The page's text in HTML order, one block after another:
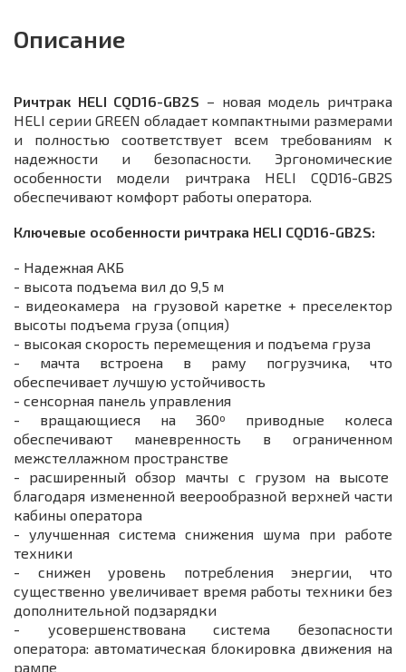
Описание
Ричтрак HELI CQD16-GB2S – новая модель ричтрака
HELI серии GREEN обладает компактными размерами
и полностью соответствует всем требованиям к
надежности и безопасности. Эргономические
особенности модели ричтрака HELI CQD16-GB2S
обеспечивают комфорт работы оператора.
Ключевые особенности ричтрака HELI CQD16-GB2S:
- Надежная АКБ
- высота подъема вил до 9,5 м
- видеокамера на грузовой каретке + преселектор
высоты подъема груза (опция)
- высокая скорость перемещения и подъема груза
- мачта встроена в раму погрузчика, что
обеспечивает лучшую устойчивость
- сенсорная панель управления
- вращающиеся на 360º приводные колеса
обеспечивают маневренность в ограниченном
межстеллажном пространстве
- расширенный обзор мачты с грузом на высоте
благодаря измененной веерообразной верхней части
кабины оператора
- улучшенная система снижения шума при работе
техники
- снижен уровень потребления энергии, что
существенно увеличивает время работы техники без
дополнительной подзарядки
- усовершенствована система безопасности
оператора: автоматическая блокировка движения на
рампе